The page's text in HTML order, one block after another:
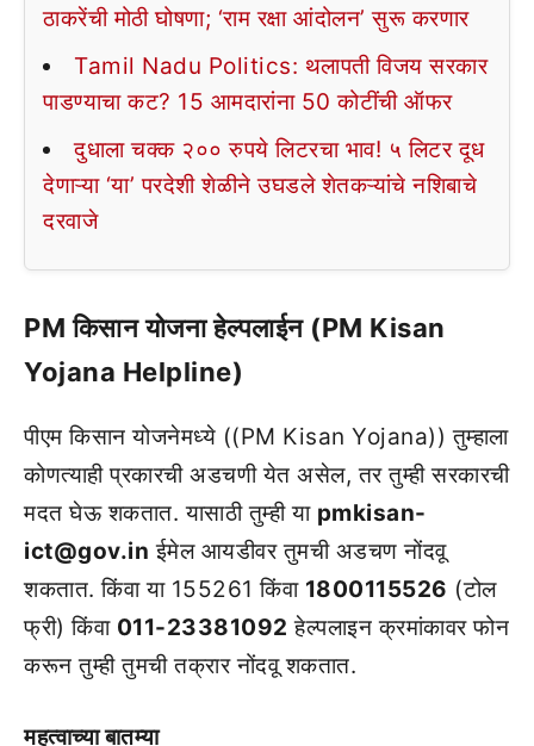
ठाकरेंची मोठी घोषणा; ‘राम रक्षा आंदोलन’ सुरू करणार
Tamil Nadu Politics: थलापती विजय सरकार
पाडण्याचा कट? 15 आमदारांना 50 कोटींची ऑफर
दुधाला चक्क २०० रुपये लिटरचा भाव! ५ लिटर दूध
देणाऱ्या ‘या’ परदेशी शेळीने उघडले शेतकऱ्यांचे नशिबाचे
दरवाजे
PM किसान योजना हेल्पलाईन (PM Kisan
Yojana Helpline)
पीएम किसान योजनेमध्ये ((PM Kisan Yojana)) तुम्हाला
कोणत्याही प्रकारची अडचणी येत असेल, तर तुम्ही सरकारची
मदत घेऊ शकतात. यासाठी तुम्ही या pmkisan-
ict@gov.in ईमेल आयडीवर तुमची अडचण नोंदवू
शकतात. किंवा या 155261 किंवा 1800115526 (टोल
फ्री) किंवा 011-23381092 हेल्पलाइन क्रमांकावर फोन
करून तुम्ही तुमची तक्रार नोंदवू शकतात.
महत्वाच्या बातम्या